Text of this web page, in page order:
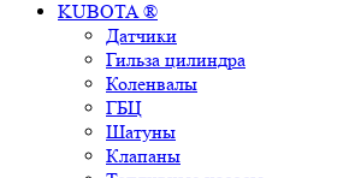
KUBOTA ®
Датчики
Гильза цилиндра
Коленвалы
ГБЦ
Шатуны
Клапаны